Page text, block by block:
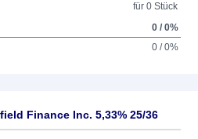
für 0 Stück
0 / 0%
0 / 0%
Finance Inc. 5,33% 25/36